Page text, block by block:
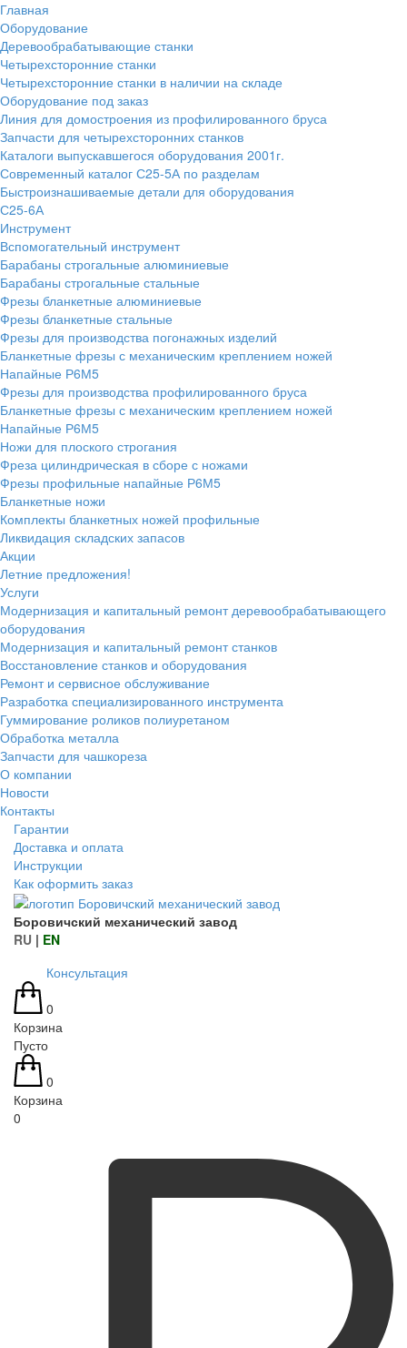
Главная
Оборудование
Деревообрабатывающие станки
Четырехсторонние станки
Четырехсторонние станки в наличии на складе
Оборудование под заказ
Линия для домостроения из профилированного бруса
Запчасти для четырехсторонних станков
Каталоги выпускавшегося оборудования 2001г.
Современный каталог С25-5А по разделам
Быстроизнашиваемые детали для оборудования
С25-6А
Инструмент
Вспомогательный инструмент
Барабаны строгальные алюминиевые
Барабаны строгальные стальные
Фрезы бланкетные алюминиевые
Фрезы бланкетные стальные
Фрезы для производства погонажных изделий
Бланкетные фрезы с механическим креплением ножей
Напайные Р6М5
Фрезы для производства профилированного бруса
Бланкетные фрезы с механическим креплением ножей
Напайные Р6М5
Ножи для плоского строгания
Фреза цилиндрическая в сборе с ножами
Фрезы профильные напайные Р6М5
Бланкетные ножи
Комплекты бланкетных ножей профильные
Ликвидация складских запасов
Акции
Летние предложения!
Услуги
Модернизация и капитальный ремонт деревообрабатывающего
оборудования
Модернизация и капитальный ремонт станков
Восстановление станков и оборудования
Ремонт и сервисное обслуживание
Разработка специализированного инструмента
Гуммирование роликов полиуретаном
Обработка металла
Запчасти для чашкореза
О компании
Новости
Контакты
Гарантии
Доставка и оплата
Инструкции
Как оформить заказ
Боровичский механический завод
RU | EN
Консультация
0
Корзина
Пусто
0
Корзина
0